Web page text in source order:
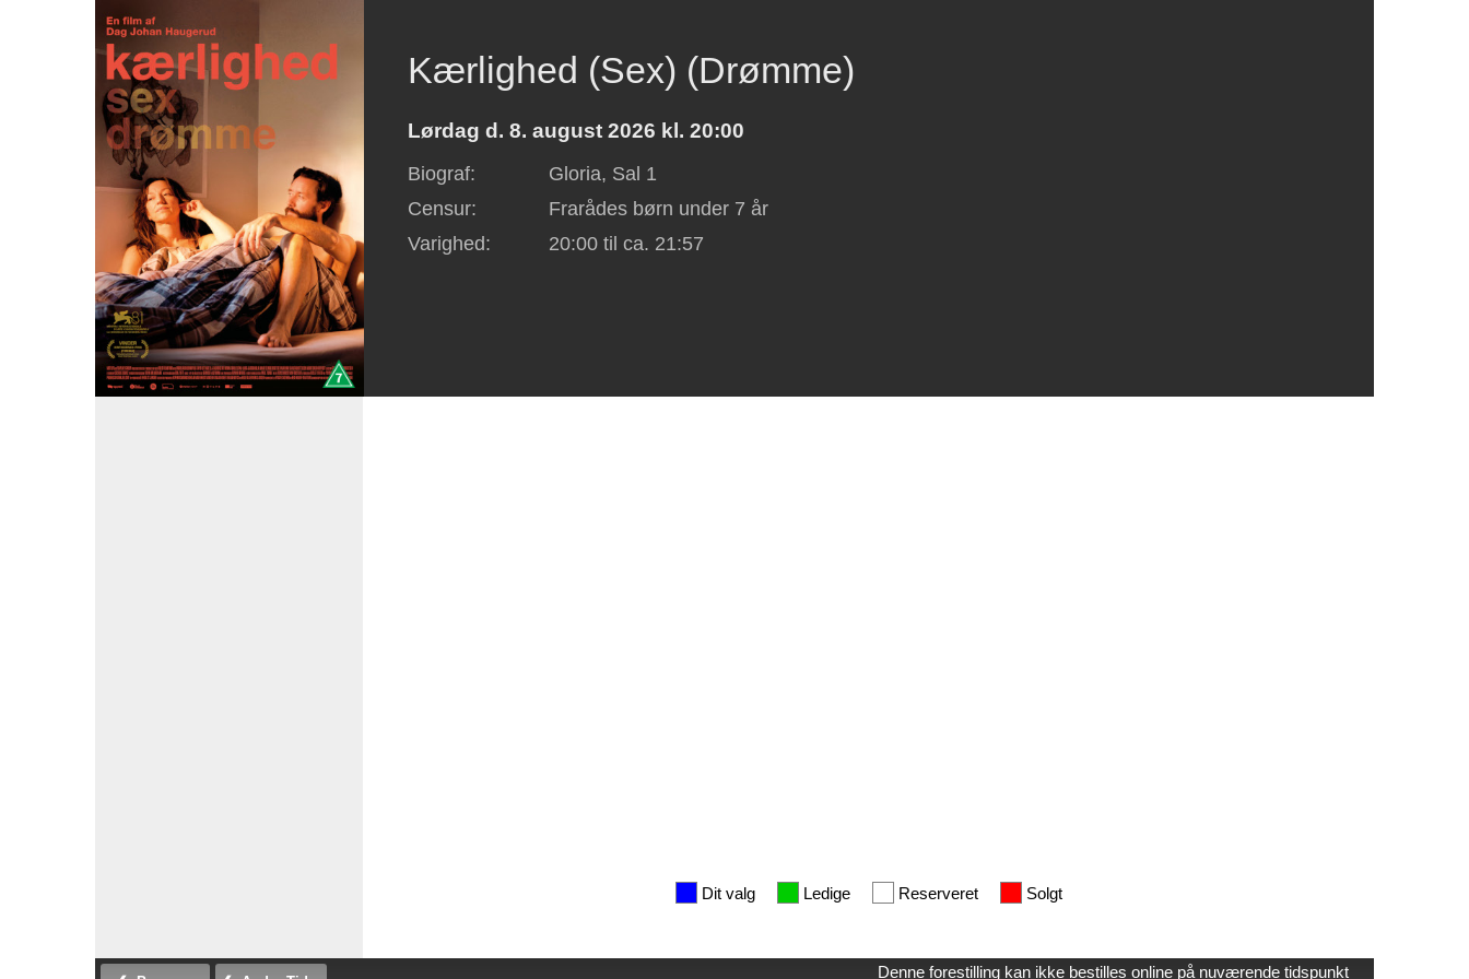
Kærlighed (Sex) (Drømme)
Lørdag d. 8. august 2026 kl. 20:00
Biograf:
Gloria, Sal 1
Censur:
Frarådes børn under 7 år
Varighed: 20:00 til ca. 21:57
Dit valg Ledige Reserveret Solgt
Denne forestilling kan ikke bestilles online på nuværende tidspunkt